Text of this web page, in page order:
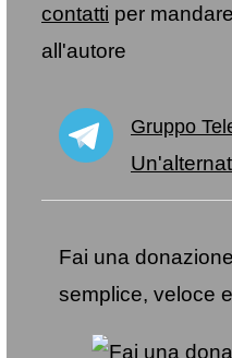
contatti per
all'autore
Gruppo
Fai una
semplice, veloce